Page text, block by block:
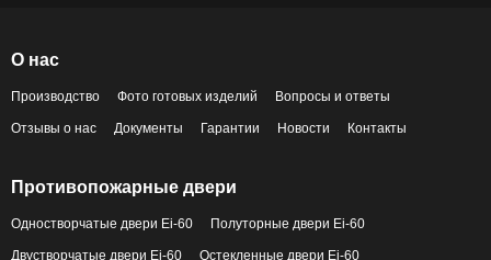
О нас
Производство Фото готовых изделий Вопросы и ответы
Отзывы о нас Документы Гарантии Новости Контакты
Противопожарные двери
Одностворчатые двери Ei-60 Полуторные двери Ei-60
Двустворчатые двери Ei-60 Остекленные двери Ei-60